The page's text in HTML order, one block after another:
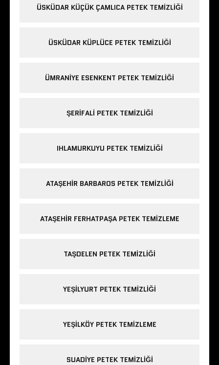
ÜSKÜDAR KÜÇÜK ÇAMLICA PETEK TEMIZLIĞI
ÜSKÜDAR KÜPLÜCE PETEK TEMIZLIĞI
ÜMRANIYE ESENKENT PETEK TEMIZLIĞI
ŞERIFALI PETEK TEMIZLIĞI
IHLAMURKUYU PETEK TEMIZLIĞI
ATAŞEHIR BARBAROS PETEK TEMIZLIĞI
ATAŞEHIR FERHATPAŞA PETEK TEMIZLEME
TAŞDELEN PETEK TEMIZLIĞI
YEŞILYURT PETEK TEMIZLIĞI
YEŞILKÖY PETEK TEMIZLEME
SUADIYE PETEK TEMIZLIĞI